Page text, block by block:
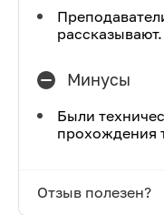
рассказывают.
Минусы
Были
прохождения
Отзыв полезен?